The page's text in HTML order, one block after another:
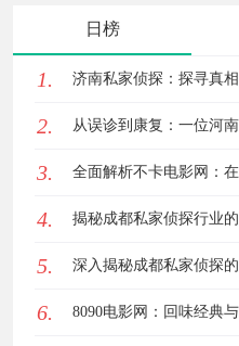
日榜
1. 济南私家侦探：探寻真
2. 从误诊到康复：一位河
的艰辛求医路
3. 全面解析不卡电影网：
的最佳平台推荐
4. 揭秘成都私家侦探行业
全解析
5. 深入揭秘成都私家侦探
优势
6. 8090电影网：回味经典